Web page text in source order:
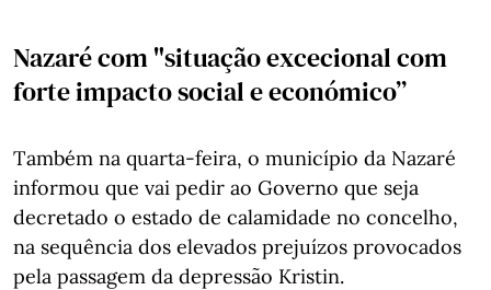
Nazaré com "situação excecional com
forte impacto social e económico”
Também na quarta-feira, o município da Nazaré
informou que vai pedir ao Governo que seja
decretado o estado de calamidade no concelho,
na sequência dos elevados prejuízos provocados
pela passagem da depressão Kristin.